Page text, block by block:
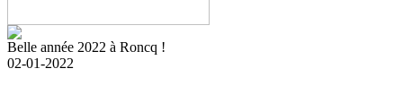
Belle année 2022 à Roncq !
02-01-2022